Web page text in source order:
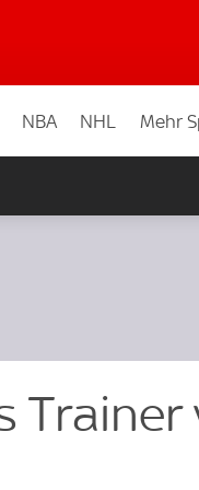
NBA NHL Mehr
Trainer